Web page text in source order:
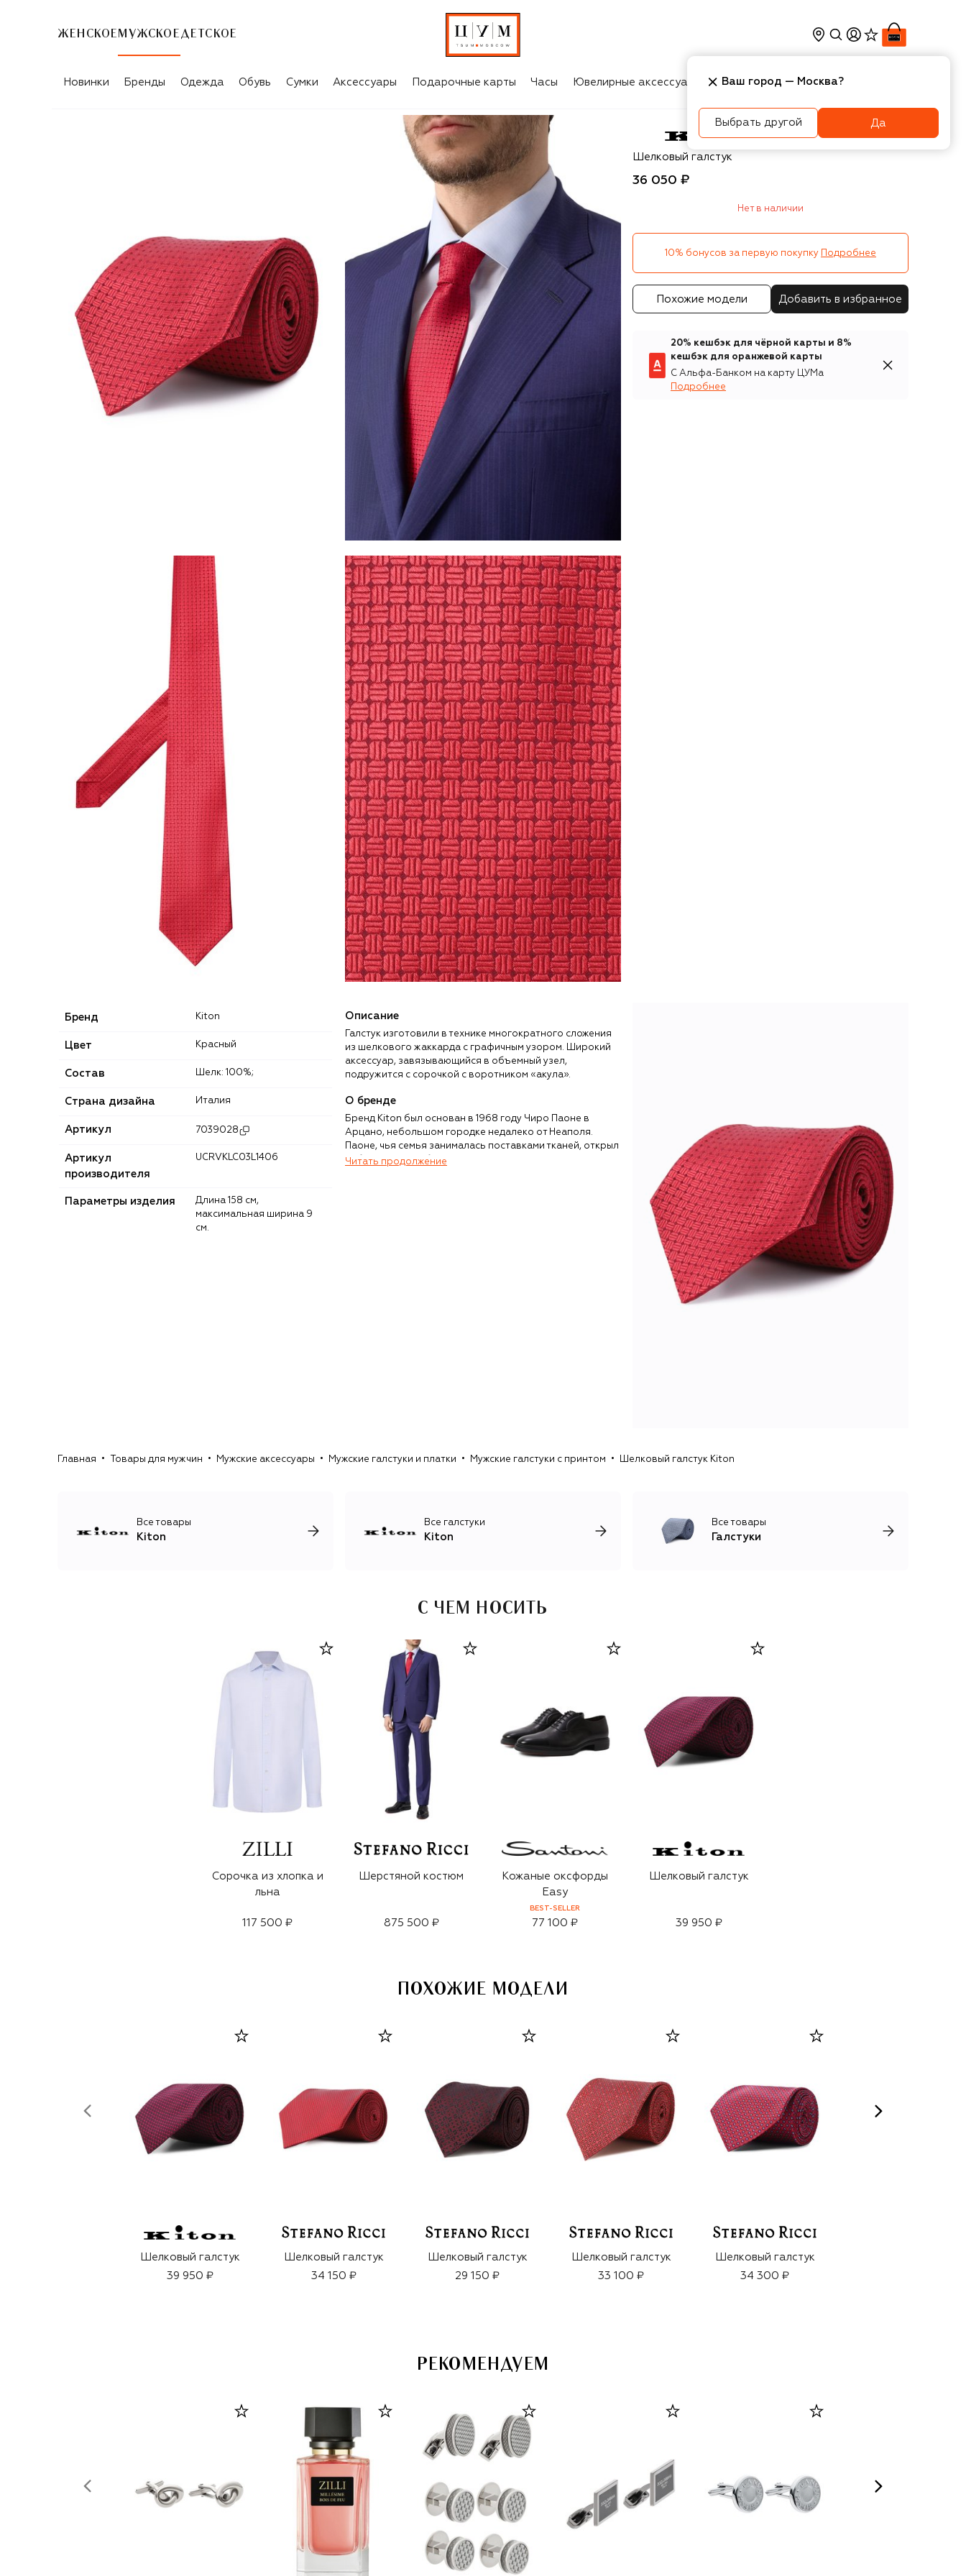
ЖЕНСКОЕ МУЖСКОЕ ДЕТСКОЕ
Новинки Бренды Одежда Обувь Сумки Аксессуары Подарочные карты Часы Ювелирные аксессуары Косметика Интерьер
Kiton
Шелковый галстук
36 050 ₽
Нет в наличии
10% бонусов за первую покупку Подробнее
Похожие модели Добавить в избранное
20% кешбэк для чёрной карты и 8%
кешбэк для оранжевой карты
С Альфа-Банком на карту ЦУМа
Подробнее
Бренд Kiton
Цвет Красный
Состав Шелк: 100%;
Страна дизайна Италия
Артикул 7039028
Артикул
производителя
UCRVKLC03L1406
Параметры изделия
Длина 158 см,
максимальная ширина 9
см.
Описание
Галстук изготовили в технике многократного сложения
из шелкового жаккарда с графичным узором. Широкий
аксессуар, завязывающийся в объемный узел,
подружится с сорочкой с воротником «акула».
О бренде
Бренд Kiton был основан в 1968 году Чиро Паоне в
Арцано, небольшом городке недалеко от Неаполя.
Паоне, чья семья занималась поставками тканей, открыл
собственную фабрику с намерением шить
женщин, роскошные базовые вещи, обувь и аксессуары.
Читать продолжение
Главная Товары для мужчин Мужские аксессуары Мужские галстуки и платки Мужские галстуки с принтом Шелковый галстук Kiton
Все товары
Kiton
Все галстуки
Kiton
Все товары
Галстуки
С ЧЕМ НОСИТЬ
Сорочка из хлопка и
льна
117 500 ₽
Шерстяной костюм
875 500 ₽
Кожаные оксфорды
Easy
BEST-SELLER
77 100 ₽
Шелковый галстук
39 950 ₽
ПОХОЖИЕ МОДЕЛИ
Шелковый галстук
39 950 ₽
Шелковый галстук
34 150 ₽
Шелковый галстук
29 150 ₽
Шелковый галстук
33 100 ₽
Шелковый галстук
34 300 ₽
РЕКОМЕНДУЕМ
Ваш город — Москва?
Выбрать другой Да